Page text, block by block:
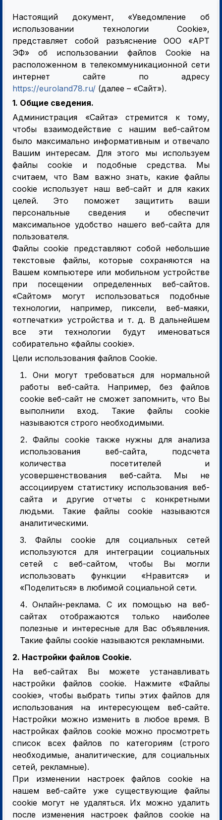
Настоящий документ, «Уведомление об
использовании технологии Cookie»,
представляет собой разъяснение ООО «АРТ
ЭФ» об использовании файлов Cookie на
расположенном в телекоммуникационной сети
интернет сайте по адресу
https://euroland78.ru/ (далее – «Сайт»).
1. Общие сведения.
Администрация «Сайта» стремится к тому,
чтобы взаимодействие с нашим веб-сайтом
было максимально информативным и отвечало
Вашим интересам. Для этого мы используем
файлы cookie и подобные средства. Мы
считаем, что Вам важно знать, какие файлы
cookie использует наш веб-сайт и для каких
целей. Это поможет защитить ваши
персональные сведения и обеспечит
максимальное удобство нашего веб-сайта для
пользователя.
Файлы cookie представляют собой небольшие
текстовые файлы, которые сохраняются на
Вашем компьютере или мобильном устройстве
при посещении определенных веб-сайтов.
«Сайтом» могут использоваться подобные
технологии, например, пиксели, веб-маяки,
«отпечатки» устройства и т. д. В дальнейшем
все эти технологии будут именоваться
собирательно «файлы cookie».
Цели использования файлов Cookie.
Они могут требоваться для нормальной
работы веб-сайта. Например, без файлов
cookie веб-сайт не сможет запомнить, что Вы
выполнили вход. Такие файлы cookie
называются строго необходимыми.
Файлы cookie также нужны для анализа
использования веб-сайта, подсчета
количества посетителей и
усовершенствования веб-сайта. Мы не
ассоциируем статистику использования веб-
сайта и другие отчеты с конкретными
людьми. Такие файлы cookie называются
аналитическими.
Файлы cookie для социальных сетей
используются для интеграции социальных
сетей с веб-сайтом, чтобы Вы могли
использовать функции «Нравится» и
«Поделиться» в любимой социальной сети.
Онлайн-реклама. С их помощью на веб-
сайтах отображаются только наиболее
полезные и интересные для Вас объявления.
Такие файлы cookie называются рекламными.
2. Настройки файлов Cookie.
На веб-сайтах Вы можете устанавливать
настройки файлов cookie. Нажмите «Файлы
cookie», чтобы выбрать типы этих файлов для
использования на интересующем веб-сайте.
Настройки можно изменить в любое время. В
настройках файлов cookie можно просмотреть
список всех файлов по категориям (строго
необходимые, аналитические, для социальных
сетей, рекламные).
При изменении настроек файлов cookie на
нашем веб-сайте уже существующие файлы
cookie могут не удаляться. Их можно удалить
после изменения настроек файлов cookie на